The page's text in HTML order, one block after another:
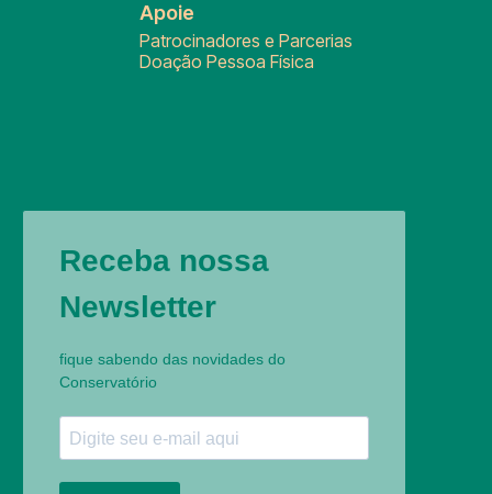
Apoie
Patrocinadores e Parcerias
Doação Pessoa Física